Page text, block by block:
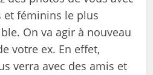
et féminins le plus
On va agir à nouveau
votre ex. En effet,
verra avec des amis et